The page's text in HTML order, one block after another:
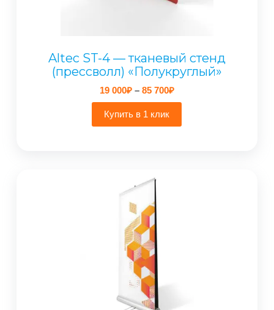
Altec ST-4 — тканевый стенд
(прессволл) «Полукруглый»
19 000₽ – 85 700₽Диапазон
цен:
000₽
Купить в 1 клик